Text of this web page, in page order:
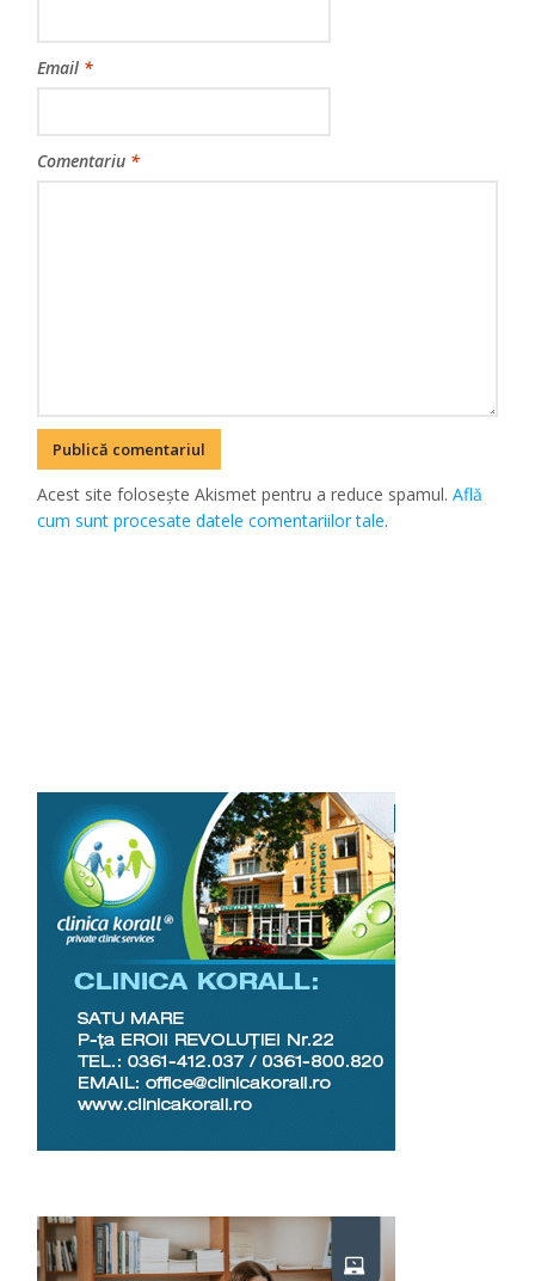
Email *
Comentariu *
Acest site folosește Akismet pentru a reduce spamul.Află
cum sunt procesate datele comentariilor tale.